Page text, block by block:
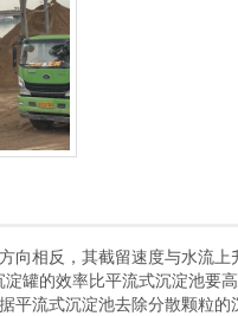
向相反，其截留速度与水流
罐的效率比平流式沉淀池要
平流式沉淀池去除分散颗粒